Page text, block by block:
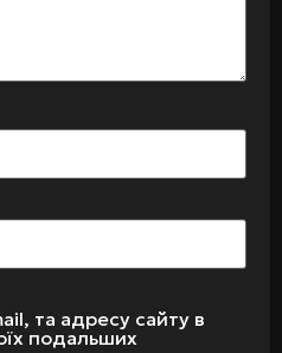
та адресу сайту в
подальших